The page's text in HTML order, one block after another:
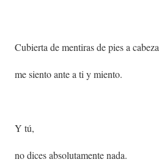
Cubierta de mentiras de pies a cabeza
me siento ante a ti y miento.
Y tú,
no dices absolutamente nada.